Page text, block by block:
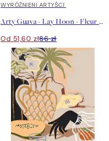
40%*
WYRÓŻNIENI ARTYŚCI
Arty Guava - Lay Hoon - Fleur Plakat
Od 51,60 zł86 zł